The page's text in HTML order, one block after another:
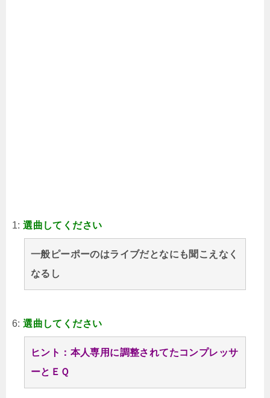
1:選曲してください
一般ピーポーのはライブだとなにも聞こえなく
なるし
6:選曲してください
ヒント：本人専用に調整されてたコンプレッサ
ーとＥＱ